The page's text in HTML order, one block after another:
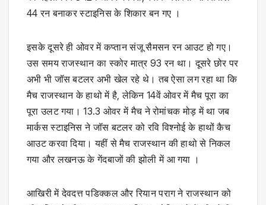
44 रन बनाकर स्टाइनिस के शिकार बन गए ।
इसके दूसरे ही ओवर में कप्तान संजू सैमसन रन आउट हो गए।
उस समय राजस्थान का स्कोर मात्र 93 रन था। दूसरे छोर पर
अभी भी जॉस बटलर अभी खेल रहे थे। तब ऐसा लग रहा था कि
मैच राजस्थान के हाथो में है, लेकिन 14वें ओवर में मैच पूरा का
पूरा उलट गया। 13.3 ओवर में मैच ने रोमांचक मोड़ में था जब
मार्कस स्टाइनिस ने जॉस बटलर को रवि विश्नोई के हाथों कैच
आउट करवा दिया। यहीं से मैच राजस्थान की हाथो से निकल
गया और लखनऊ के गेंदबाजों की झोली में आ गया ।
आखिरी में देवदत्त पडिक्कल और रियान पराग ने राजस्थान को